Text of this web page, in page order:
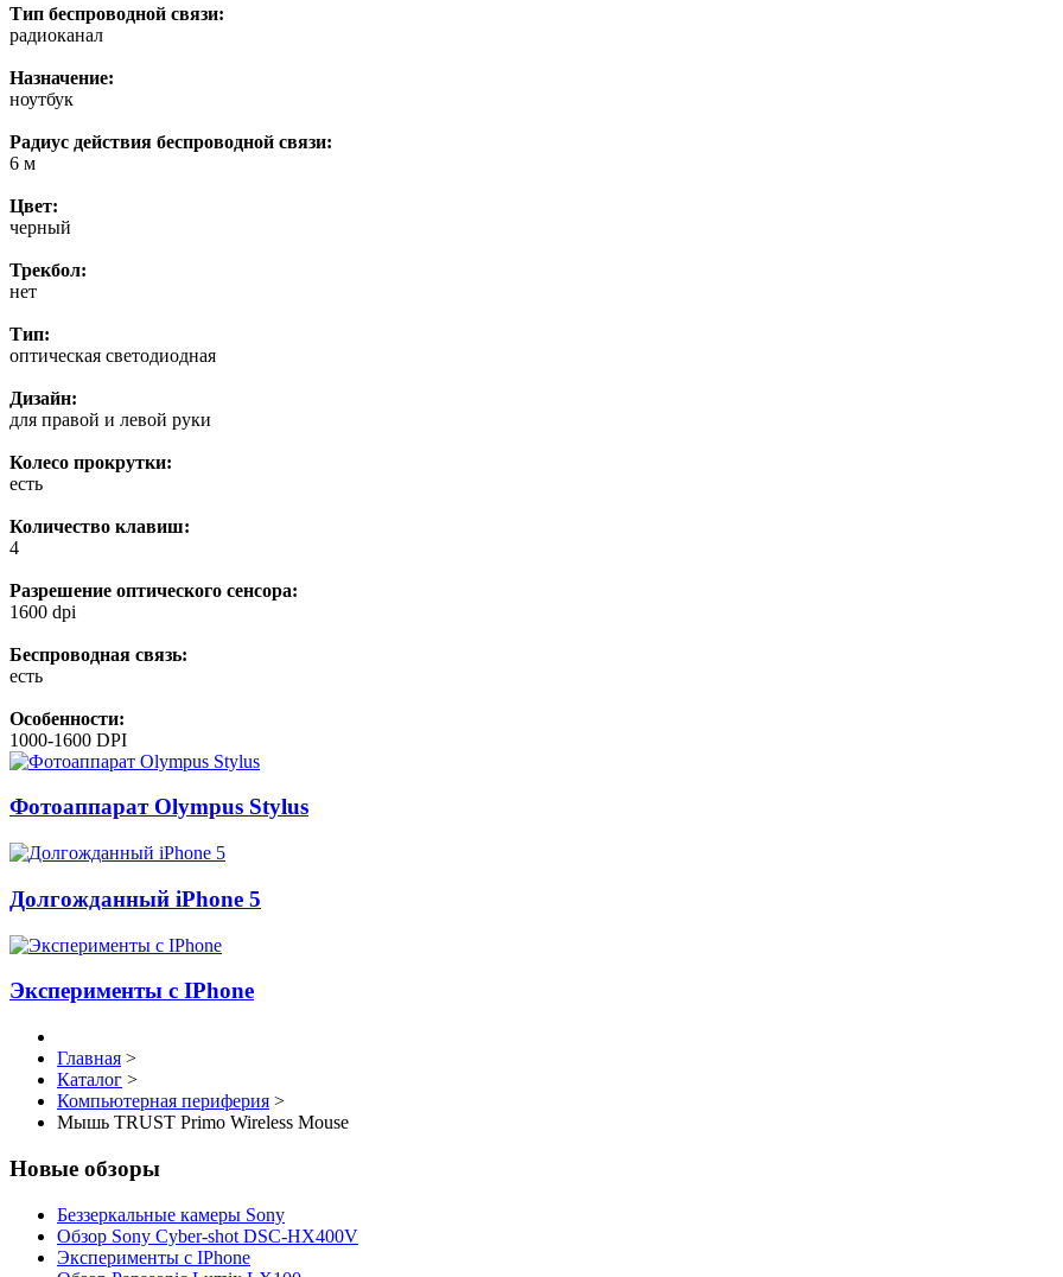
Тип беспроводной связи:
радиоканал
Назначение:
ноутбук
Радиус действия беспроводной связи:
6 м
Цвет:
черный
Трекбол:
нет
Тип:
оптическая светодиодная
Дизайн:
для правой и левой руки
Колесо прокрутки:
есть
Количество клавиш:
4
Разрешение оптического сенсора:
1600 dpi
Беспроводная связь:
есть
Особенности:
1000-1600 DPI
Фотоаппарат Olympus Stylus
Долгожданный iPhone 5
Эксперименты с IPhone
Главная >
Каталог >
Компьютерная периферия >
Мышь TRUST Primo Wireless Mouse
Новые обзоры
Беззеркальные камеры Sony
Обзор Sony Cyber-shot DSC-HX400V
Эксперименты с IPhone